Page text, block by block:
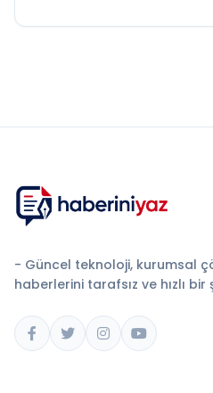
- Güncel teknoloji, kurumsal
haberlerini tarafsız ve hızlı bir